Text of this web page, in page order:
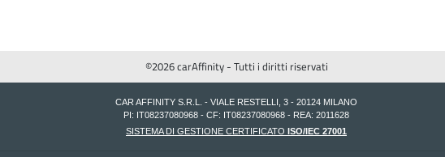
©2026 carAffinity - Tutti i diritti riservati
CAR AFFINITY S.R.L. - VIALE RESTELLI, 3 - 20124 MILANO
PI: IT08237080968 - CF: IT08237080968 - REA: 2011628
SISTEMA DI GESTIONE CERTIFICATO ISO/IEC 27001